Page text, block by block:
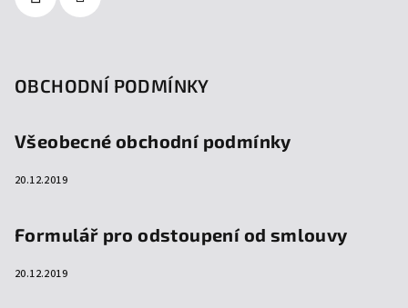
OBCHODNÍ PODMÍNKY
Všeobecné obchodní podmínky
20.12.2019
Formulář pro odstoupení od smlouvy
20.12.2019